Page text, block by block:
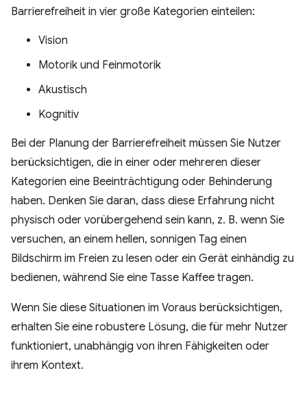
Barrierefreiheit in vier große Kategorien einteilen:
Vision
Motorik und Feinmotorik
Akustisch
Kognitiv
Bei der Planung der Barrierefreiheit müssen Sie Nutzer
berücksichtigen, die in einer oder mehreren dieser
Kategorien eine Beeinträchtigung oder Behinderung
haben. Denken Sie daran, dass diese Erfahrung nicht
physisch oder vorübergehend sein kann, z. B. wenn Sie
versuchen, an einem hellen, sonnigen Tag einen
Bildschirm im Freien zu lesen oder ein Gerät einhändig zu
bedienen, während Sie eine Tasse Kaffee tragen.
Wenn Sie diese Situationen im Voraus berücksichtigen,
erhalten Sie eine robustere Lösung, die für mehr Nutzer
funktioniert, unabhängig von ihren Fähigkeiten oder
ihrem Kontext.